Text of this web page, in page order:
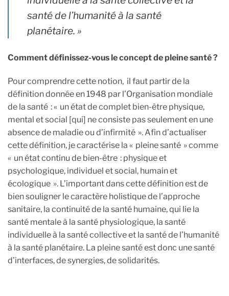
santé de l’humanité à la santé
planétaire. »
Comment définissez-vous le concept de pleine santé ?
Pour comprendre cette notion, il faut partir de la
définition donnée en 1948 par l’Organisation mondiale
de la santé : « un état de complet bien-être physique,
mental et social [qui] ne consiste pas seulement en une
absence de maladie ou d’infirmité ». Afin d’actualiser
cette définition, je caractérise la « pleine santé » comme
« un état continu de bien-être : physique et
psychologique, individuel et social, humain et
écologique ». L’important dans cette définition est de
bien souligner le caractère holistique de l’approche
sanitaire, la continuité de la santé humaine, qui lie la
santé mentale à la santé physiologique, la santé
individuelle à la santé collective et la santé de l’humanité
à la santé planétaire. La pleine santé est donc une santé
d’interfaces, de synergies, de solidarités.